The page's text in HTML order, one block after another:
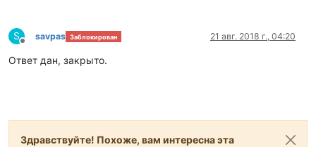
S
Не в сети
savpas Заблокирован 21 авг. 2018 г., 04:20
Ответ дан, закрыто.
Здравствуйте! Похоже, вам интересна эта